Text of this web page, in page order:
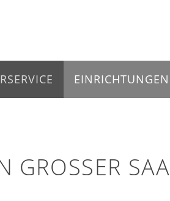
EINRICHTUNGEN
SAAL